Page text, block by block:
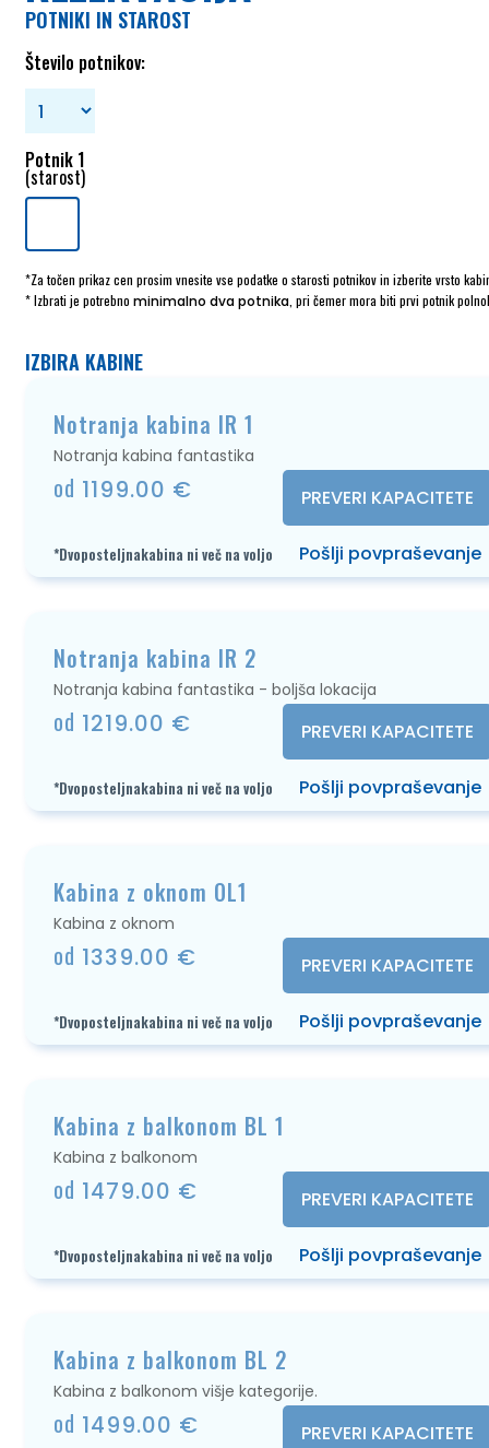
POTNIKI IN STAROST
Število potnikov:
Potnik 1
(starost)
*Za točen prikaz cen prosim vnesite vse podatke o starosti potnikov in izberite vrsto
* Izbrati je potrebno minimalno dva potnika, pri čemer mora biti prvi potnik
IZBIRA KABINE
Pošlji povpraševanje
Notranja kabina IR 1
Notranja kabina fantastika
od 1199.00 € PREVERI KAPACITETE
*Dvoposteljnakabina ni več na voljo
Pošlji povpraševanje
Notranja kabina IR 2
Notranja kabina fantastika - boljša lokacija
od 1219.00 € PREVERI KAPACITETE
*Dvoposteljnakabina ni več na voljo
Pošlji povpraševanje
Kabina z oknom OL1
Kabina z oknom
od 1339.00 € PREVERI KAPACITETE
*Dvoposteljnakabina ni več na voljo
Pošlji povpraševanje
Kabina z balkonom BL 1
Kabina z balkonom
od 1479.00 € PREVERI KAPACITETE
*Dvoposteljnakabina ni več na voljo
Kabina z balkonom BL 2
Kabina z balkonom višje kategorije.
od 1499.00 € PREVERI KAPACITETE